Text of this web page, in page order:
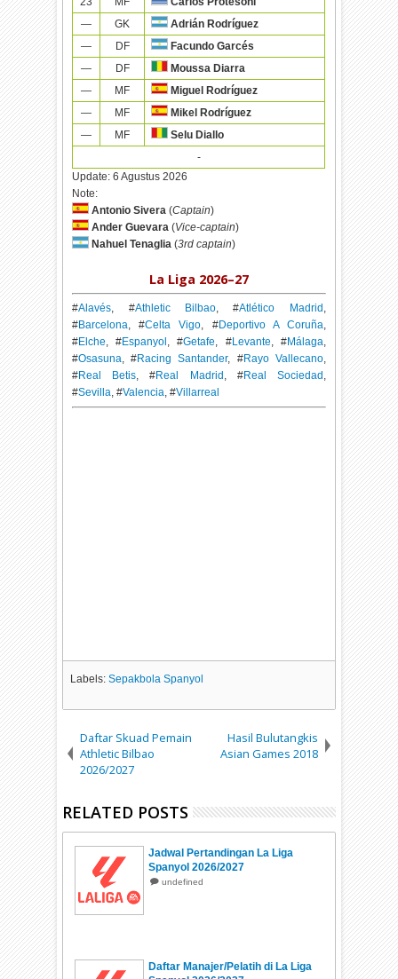
—
GK
Adrián Rodríguez
—
DF
Facundo Garcés
—
DF
Moussa Diarra
—
MF
Miguel Rodríguez
—
MF
Mikel Rodríguez
—
MF
Selu Diallo
-
Update:6 Agustus 2026
Note:
Antonio Sivera (Captain)
Ander Guevara (Vice-captain)
Nahuel Tenaglia (3rd captain)
La Liga 2026–27
#Alavés , #Athletic Bilbao, #Atlético Madrid
#Barcelona , #Celta Vigo , #Deportivo A Coruña
#Elche , #Espanyol , #Getafe , #Levante , #Málaga
#Osasuna , #Racing Santander, #Rayo Vallecano,
#Real Betis , #Real Madrid , #Real Sociedad
#Sevilla , #Valencia , #Villarreal
Labels:Sepakbola Spanyol
Daftar Skuad Pemain
Athletic Bilbao
2026/2027
Hasil Bulutangkis
Asian Games 2018
RELATED POSTS
Jadwal Pertandingan La Liga
Spanyol 2026/2027
undefined
Daftar Manajer/Pelatih di La Liga